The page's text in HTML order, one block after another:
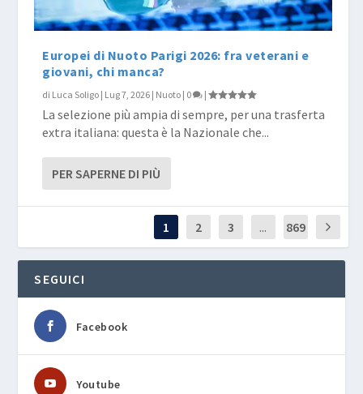
Europei di Nuoto Parigi 2026: fra veterani e
giovani, chi manca?
di Luca Soligo | Lug 7, 2026 | Nuoto | 0 |
La selezione più ampia di sempre, per una trasferta
extra italiana: questa è la Nazionale che...
PER SAPERNE DI PIÙ
1 2 3 ... 869
SEGUICI
Facebook
Youtube